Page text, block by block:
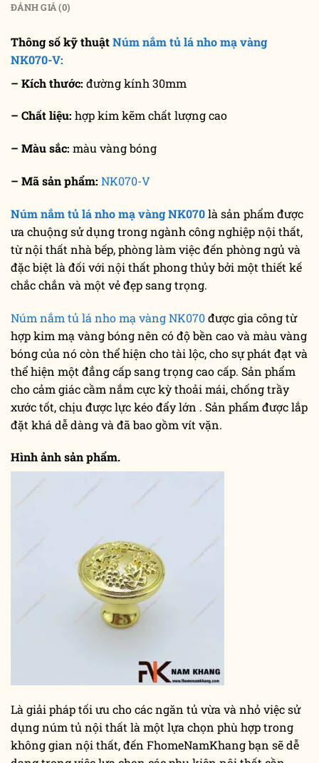
ĐÁNH GIÁ (0)
Thông số kỹ thuậtNúm nắm tủ lá nho mạ vàng
NK070-V:
– Kích thước: đường kính 30mm
– Chất liệu: hợp kim kẽm chất lượng cao
– Màu sắc: màu vàng bóng
– Mã sản phẩm: NK070-V
Núm nắm tủ lá nho mạ vàng NK070là sản phẩm được
ưa chuộng sử dụng trong ngành công nghiệp nội thất,
từ nội thất nhà bếp, phòng làm việc đến phòng ngủ và
đặc biệt là đối với nội thất phong thủy bởi một thiết kế
chắc chắn và một vẻ đẹp sang trọng.
Núm nắm tủ lá nho mạ vàng NK070được gia công từ
hợp kim mạ vàng bóng nên có độ bền cao và màu vàng
bóng của nó còn thể hiện cho tài lộc, cho sự phát đạt và
thể hiện một đẳng cấp sang trọng cao cấp. Sản phẩm
cho cảm giác cầm nắm cực kỳ thoải mái, chống trầy
xước tốt, chịu được lực kéo đẩy lớn . Sản phẩm được lắp
đặt khá dễ dàng và đã bao gồm vít vặn.
Hình ảnh sản phẩm.
Là giải pháp tối ưu cho các ngăn tủ vừa và nhỏ việc sử
dụng núm tủ nội thất là một lựa chọn phù hợp trong
không gian nội thất, đến FhomeNamKhang bạn sẽ dễ